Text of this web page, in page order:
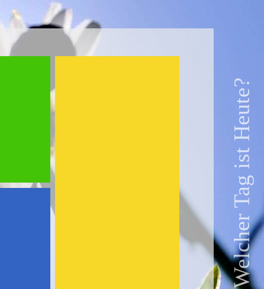
Welcher Tag ist Heute?